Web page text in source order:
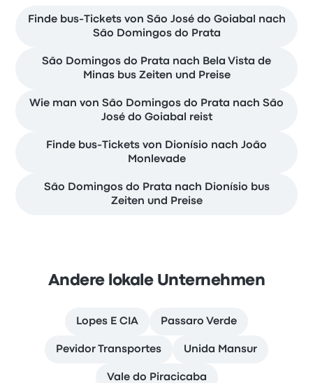
Finde bus-Tickets von São José do Goiabal nach
São Domingos do Prata
São Domingos do Prata nach Bela Vista de
Minas bus Zeiten und Preise
Wie man von São Domingos do Prata nach São
José do Goiabal reist
Finde bus-Tickets von Dionísio nach João
Monlevade
São Domingos do Prata nach Dionísio bus
Zeiten und Preise
Andere lokale Unternehmen
Lopes E CIA Passaro Verde
Pevidor Transportes Unida Mansur
Vale do Piracicaba